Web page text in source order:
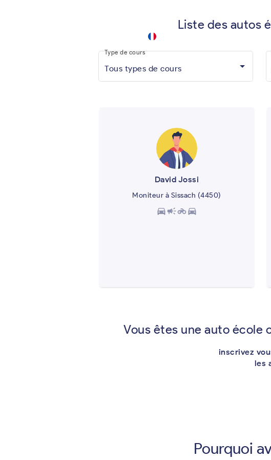
Liste des autos
Tous types de cours
Type de cours
David Jossi
Moniteur à Sissach (4450)
directions_carcampaignmotorcycledirections_car
Vous êtes une auto école
inscrivez
les
Pourquoi